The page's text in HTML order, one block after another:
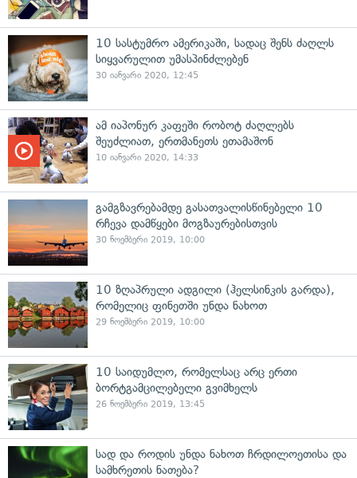
10 სასტუმრო ამერიკაში, სადაც შენს ძაღლს
სიყვარულით უმასპინძლებენ
30 იანვარი 2020, 12:45
ამ იაპონურ კაფეში რობოტ ძაღლებს
შეუძლიათ, ერთმანეთს ეთამაშონ
10 იანვარი 2020, 14:33
გამგზავრებამდე გასათვალისწინებელი 10
რჩევა დამწყები მოგზაურებისთვის
30 ნოემბერი 2019, 10:00
10 ზღაპრული ადგილი (ჰელსინკის გარდა),
რომელიც ფინეთში უნდა ნახოთ
29 ნოემბერი 2019, 10:00
10 საიდუმლო, რომელსაც არც ერთი
ბორტგამცილებელი გვიმხელს
26 ნოემბერი 2019, 13:45
სად და როდის უნდა ნახოთ ჩრდილოეთისა და
სამხრეთის ნათება?